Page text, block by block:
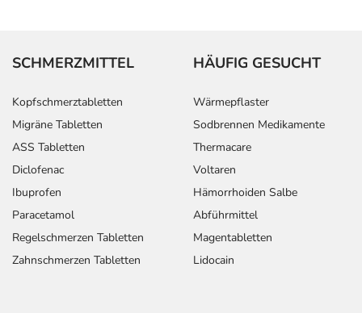
SCHMERZMITTEL
Kopfschmerztabletten
Migräne Tabletten
ASS Tabletten
Diclofenac
Ibuprofen
Paracetamol
Regelschmerzen Tabletten
Zahnschmerzen Tabletten
HÄUFIG GESUCHT
Wärmepflaster
Sodbrennen Medikamente
Thermacare
Voltaren
Hämorrhoiden Salbe
Abführmittel
Magentabletten
Lidocain